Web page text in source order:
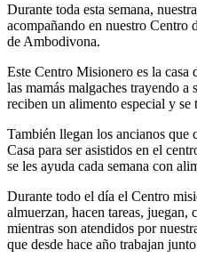
Durante toda esta semana,
acompañando en nuestro Centro
de Ambodivona.
Este Centro Misionero es la casa
las mamás malgaches trayendo a
reciben un alimento especial y se
También llegan los ancianos que
Casa para ser asistidos en el
se les ayuda cada semana con
Durante todo el día el Centro
almuerzan, hacen tareas,
mientras son atendidos por
que desde hace año trabajan